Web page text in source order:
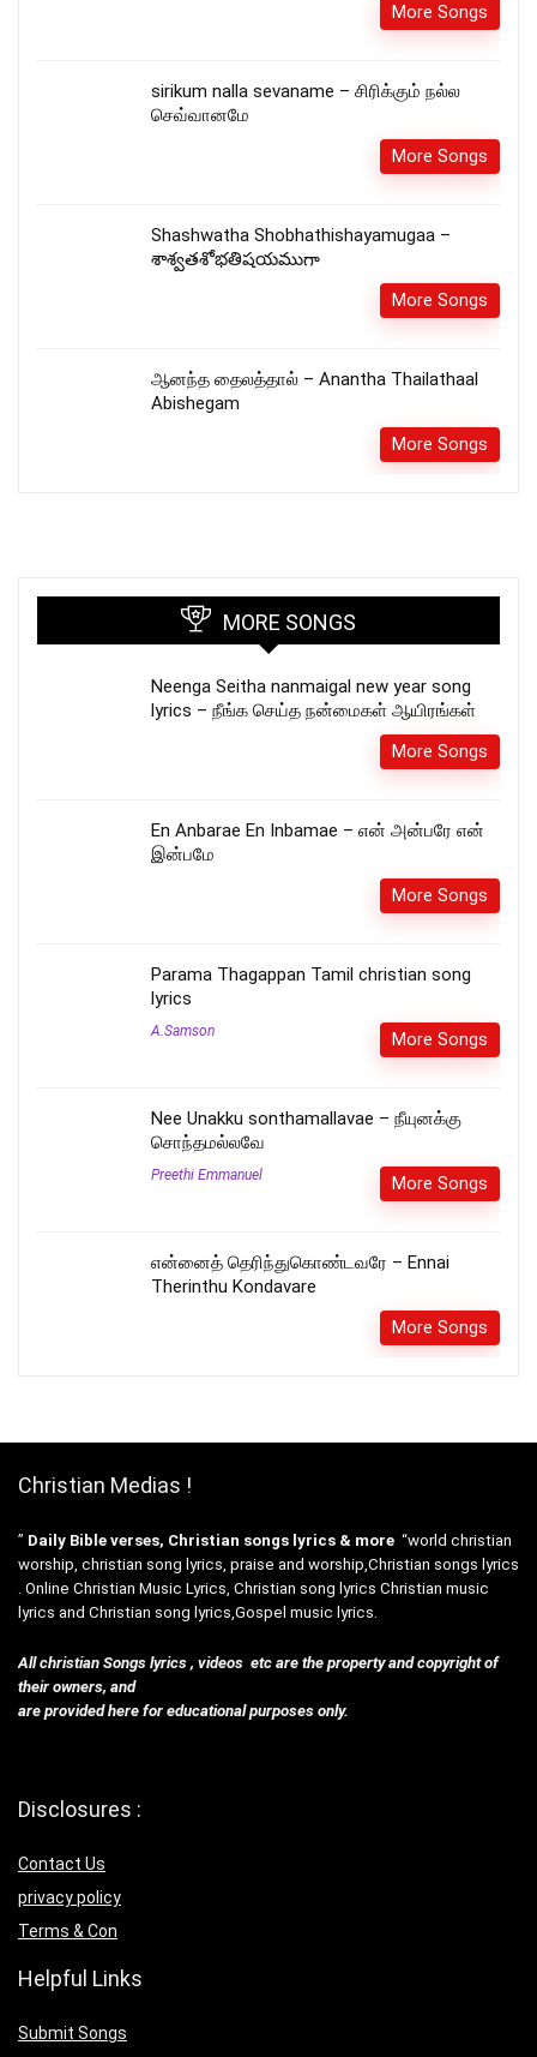
More Songs
sirikum nalla sevaname – சிரிக்கும் நல்ல
செவ்வானமே
More Songs
Shashwatha Shobhathishayamugaa –
శాశ్వతశోభతిషయముగా
More Songs
ஆனந்த தைலத்தால் – Anantha Thailathaal
Abishegam
More Songs
MORE SONGS
Neenga Seitha nanmaigal new year song
lyrics – நீங்க செய்த நன்மைகள் ஆயிரங்கள்
More Songs
En Anbarae En Inbamae – என் அன்பரே என்
இன்பமே
More Songs
Parama Thagappan Tamil christian song
lyrics
A.Samson More Songs
Nee Unakku sonthamallavae – நீயுனக்கு
சொந்தமல்லவே
Preethi Emmanuel More Songs
என்னைத் தெரிந்துகொண்டவரே – Ennai
Therinthu Kondavare
More Songs
Christian Medias !
” Daily Bible verses, Christian songs lyrics & more “world christian
worship, christian song lyrics, praise and worship,Christian songs lyrics
. Online Christian Music Lyrics, Christian song lyrics Christian music
lyrics and Christian song lyrics,Gospel music lyrics.
All christian Songs lyrics , videos etc are the property and copyright of
their owners, and
are provided here for educational purposes only.
Disclosures :
Contact Us
privacy policy
Terms & Con
Helpful Links
Submit Songs